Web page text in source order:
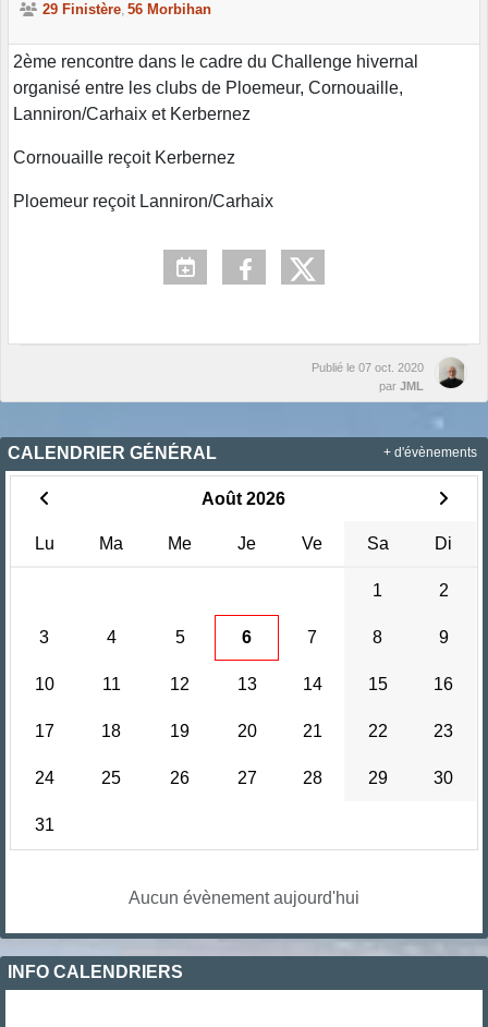
29 Finistère 56 Morbihan
2ème rencontre dans le cadre du Challenge hivernal
organisé entre les clubs de Ploemeur, Cornouaille,
Lanniron/Carhaix et Kerbernez
Cornouaille reçoit Kerbernez
Ploemeur reçoit Lanniron/Carhaix
Publié le 07 oct. 2020
par JML
CALENDRIER GÉNÉRAL
Août 2026
Lu Ma Me Je Ve Sa Di
1 2
3 4 5 6 7 8 9
10 11 12 13 14 15 16
17 18 19 20 21 22 23
24 25 26 27 28 29 30
31
Aucun évènement aujourd'hui
+ d'évènements
INFO CALENDRIERS